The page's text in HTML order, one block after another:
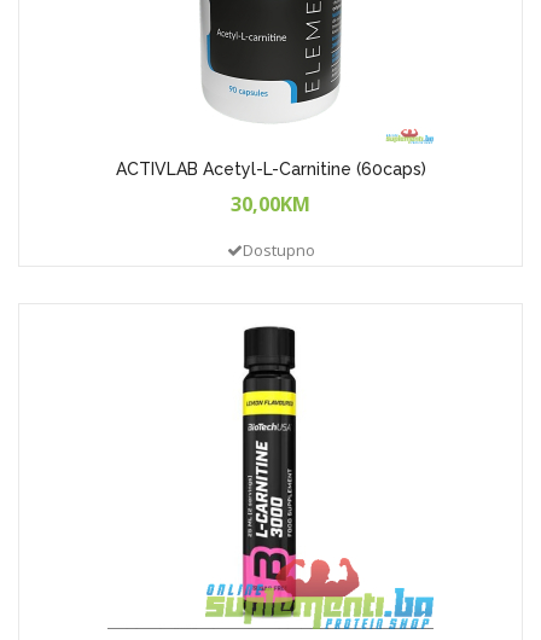
ACTIVLAB Acetyl-L-Carnitine (60caps)
30,00KM
Dostupno